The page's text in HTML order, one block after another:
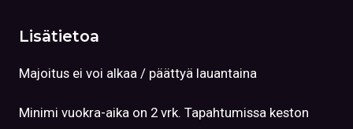
Lisätietoa
Majoitus ei voi alkaa / päättyä lauantaina
Minimi vuokra-aika on 2 vrk. Tapahtumissa keston